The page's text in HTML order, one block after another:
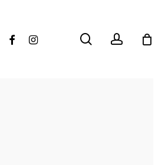
FacebookInstagram searchaccount